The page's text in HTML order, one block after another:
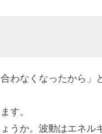
わなくなったから
す。
うか。波動はエネル